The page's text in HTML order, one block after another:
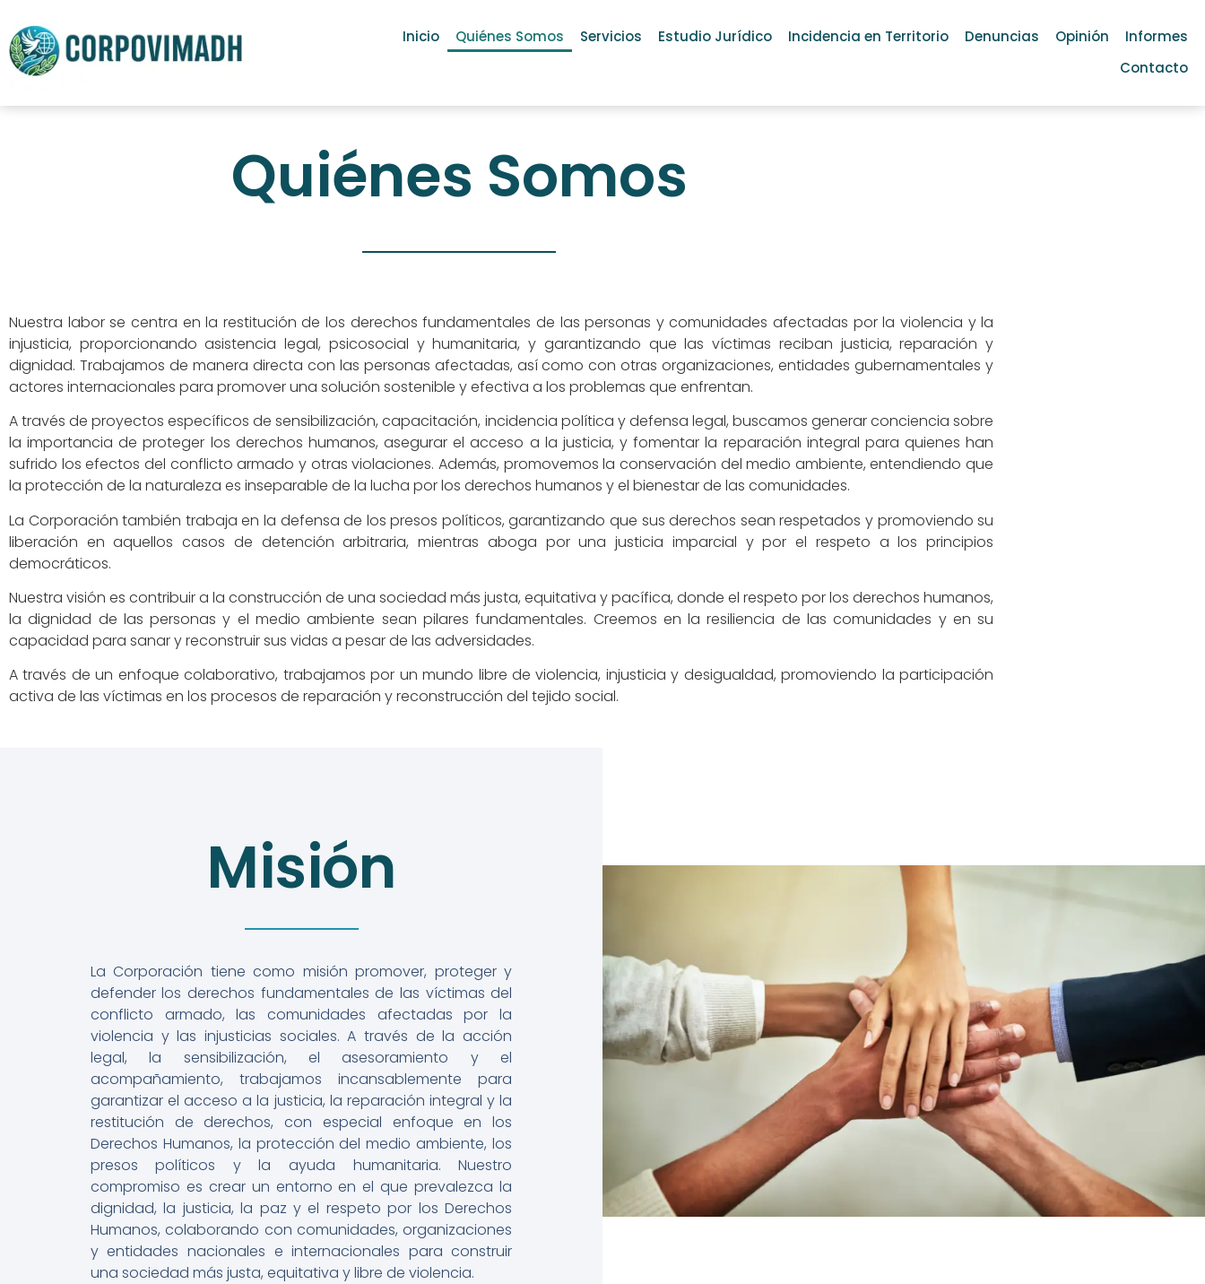
Inicio Quiénes Somos Servicios Estudio Jurídico Incidencia en Territorio Denuncias Opinión
Informes
Contacto
Quiénes Somos
Nuestra labor se centra en la restitución de los derechos fundamentales de las personas y comunidades afectadas por la violencia y la
injusticia, proporcionando asistencia legal, psicosocial y humanitaria, y garantizando que las víctimas reciban justicia, reparación y
dignidad. Trabajamos de manera directa con las personas afectadas, así como con otras organizaciones, entidades gubernamentales y
actores internacionales para promover una solución sostenible y efectiva a los problemas que enfrentan.
A través de proyectos específicos de sensibilización, capacitación, incidencia política y defensa legal, buscamos generar conciencia sobre
la importancia de proteger los derechos humanos, asegurar el acceso a la justicia, y fomentar la reparación integral para quienes han
sufrido los efectos del conflicto armado y otras violaciones. Además, promovemos la conservación del medio ambiente, entendiendo que
la protección de la naturaleza es inseparable de la lucha por los derechos humanos y el bienestar de las comunidades.
La Corporación también trabaja en la defensa de los presos políticos, garantizando que sus derechos sean respetados y promoviendo su
liberación en aquellos casos de detención arbitraria, mientras aboga por una justicia imparcial y por el respeto a los principios
democráticos.
Nuestra visión es contribuir a la construcción de una sociedad más justa, equitativa y pacífica, donde el respeto por los derechos humanos,
la dignidad de las personas y el medio ambiente sean pilares fundamentales. Creemos en la resiliencia de las comunidades y en su
capacidad para sanar y reconstruir sus vidas a pesar de las adversidades.
A través de un enfoque colaborativo, trabajamos por un mundo libre de violencia, injusticia y desigualdad, promoviendo la participación
activa de las víctimas en los procesos de reparación y reconstrucción del tejido social.
Misión
La Corporación tiene como misión promover, proteger y
defender los derechos fundamentales de las víctimas del
conflicto armado, las comunidades afectadas por la
violencia y las injusticias sociales. A través de la acción
legal, la sensibilización, el asesoramiento y el
acompañamiento, trabajamos incansablemente para
garantizar el acceso a la justicia, la reparación integral y la
restitución de derechos, con especial enfoque en los
Derechos Humanos, la protección del medio ambiente, los
presos políticos y la ayuda humanitaria. Nuestro
compromiso es crear un entorno en el que prevalezca la
dignidad, la justicia, la paz y el respeto por los Derechos
Humanos, colaborando con comunidades, organizaciones
y entidades nacionales e internacionales para construir
una sociedad más justa, equitativa y libre de violencia.